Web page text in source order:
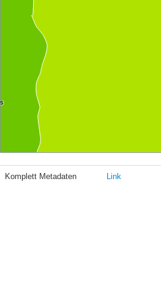
Komplett Metadaten Link